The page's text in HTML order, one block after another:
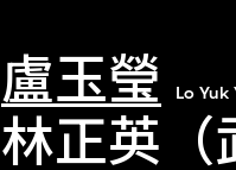
盧玉瑩 Lo Yuk
林正英（